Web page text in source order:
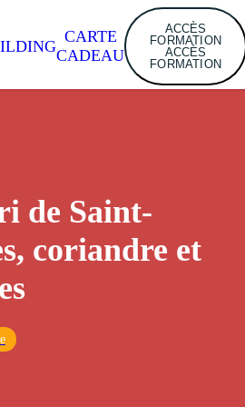
CARTE
CADEAU
ACCÈS
FORMATION
ACCÈS
FORMATION
de Saint-
coriandre et